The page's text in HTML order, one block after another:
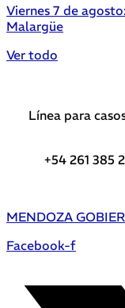
Viernes 7 de
Malargüe
Ver todo
Línea para
+54 261 385
MENDOZA
Facebook-f